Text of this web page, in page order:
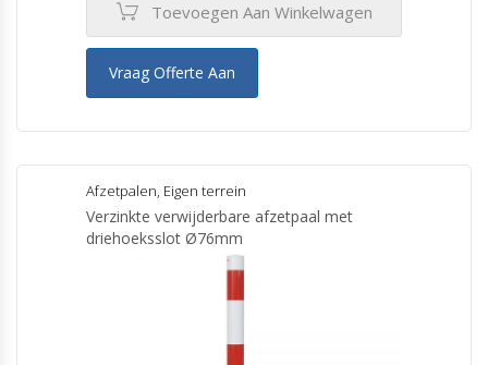
Toevoegen Aan Winkelwagen
Vraag Offerte Aan
Afzetpalen, Eigen terrein
Verzinkte verwijderbare afzetpaal met
driehoeksslot Ø76mm